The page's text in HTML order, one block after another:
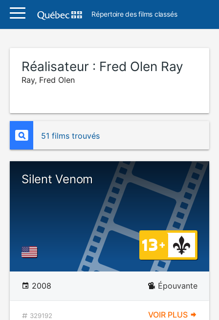
Répertoire des films classés
Réalisateur : Fred Olen Ray
Ray, Fred Olen
51 films trouvés
Silent Venom
2008 Épouvante
329192 VOIR PLUS